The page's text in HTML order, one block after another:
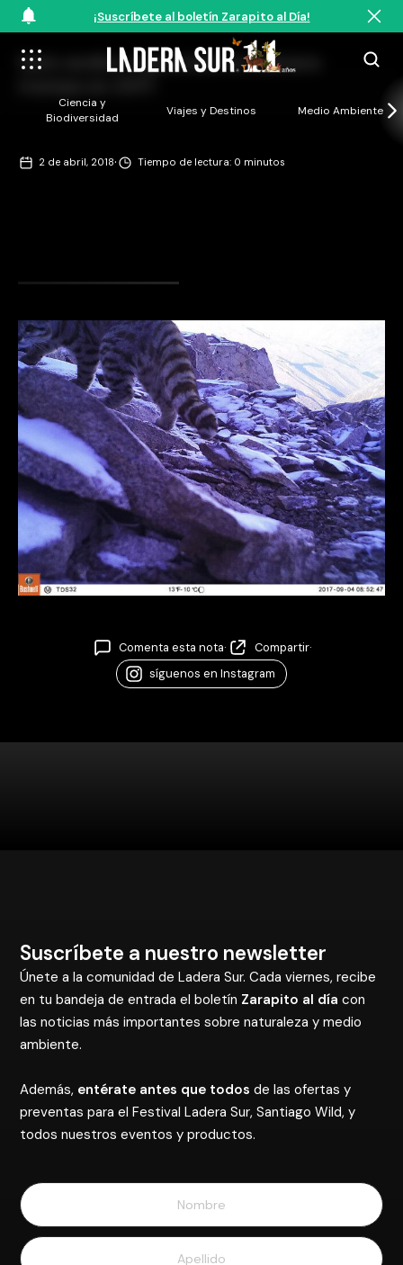
¡Suscríbete al boletín Zarapito al Día!
Ciencia y
Biodiversidad
Viajes y Destinos Medio Ambiente
Gato andino capturado en cámara
2 de abril, 2018· Tiempo de lectura: 0 minutos
Comenta esta nota· Compartir·
síguenos en Instagram
Suscríbete a nuestro newsletter
Únete a la comunidad de Ladera Sur. Cada viernes, recibe
en tu bandeja de entrada el boletín Zarapito al día con
las noticias más importantes sobre naturaleza y medio
ambiente.
Además, entérate antes que todos de las ofertas y
preventas para el Festival Ladera Sur, Santiago Wild, y
todos nuestros eventos y productos.